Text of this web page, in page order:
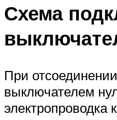
Схема
При
выключателем
электропроводка